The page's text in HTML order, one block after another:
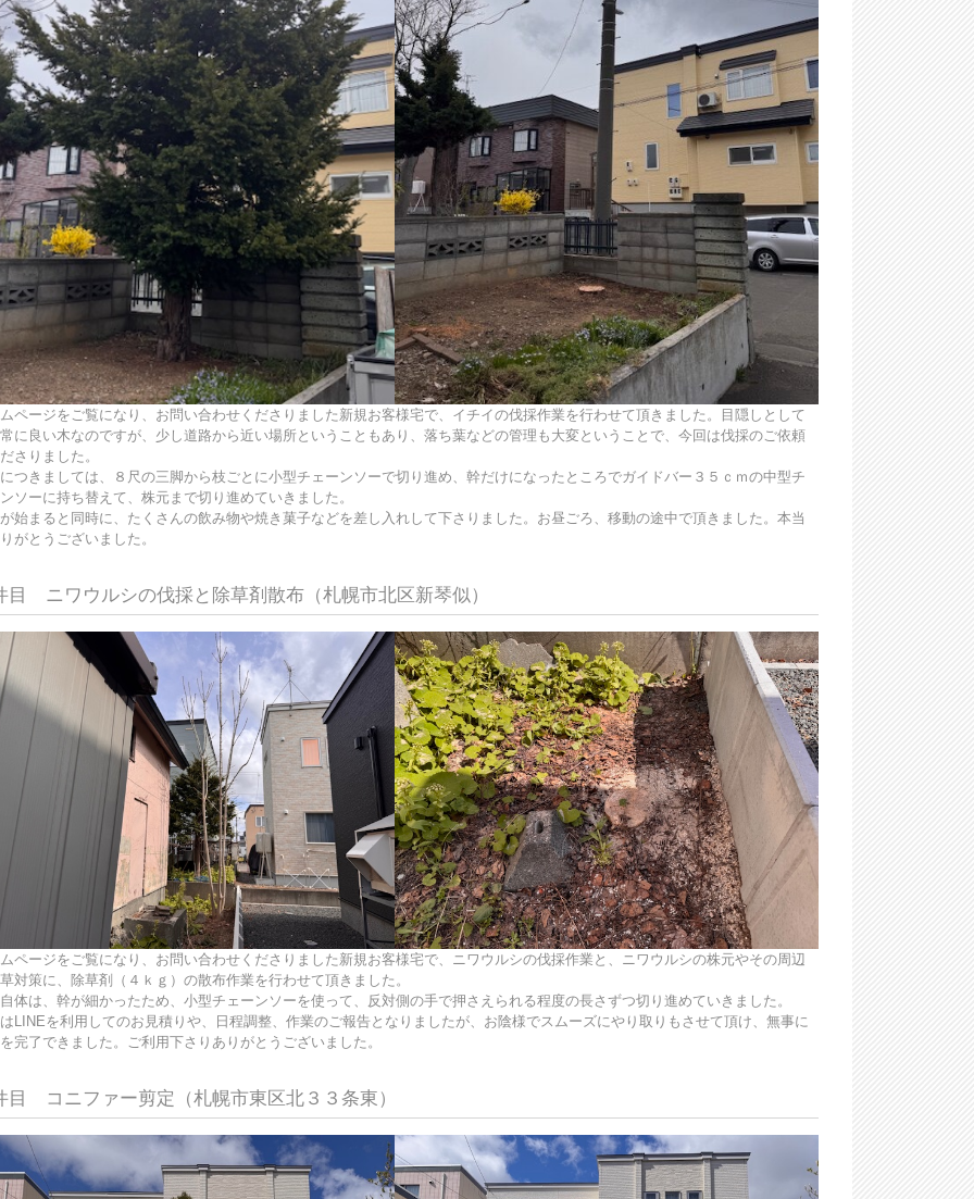
ページをご覧になり、お問い合わせくださりました新規お客様宅で、イチイの伐採作業を行わせて頂きました。目隠しとして
に良い木なのですが、少し道路から近い場所ということもあり、落ち葉などの管理も大変ということで、今回は伐採のご依頼
さりました。
つきましては、８尺の三脚から枝ごとに小型チェーンソーで切り進め、幹だけになったところでガイドバー３５ｃｍの中型チ
ソーに持ち替えて、株元まで切り進めていきました。
始まると同時に、たくさんの飲み物や焼き菓子などを差し入れして下さりました。お昼ごろ、移動の途中で頂きました。本当
がとうございました。
目 ニワウルシの伐採と除草剤散布（札幌市北区新琴似）
ページをご覧になり、お問い合わせくださりました新規お客様宅で、ニワウルシの伐採作業と、ニワウルシの株元やその周辺
対策に、除草剤（４ｋｇ）の散布作業を行わせて頂きました。
体は、幹が細かったため、小型チェーンソーを使って、反対側の手で押さえられる程度の長さずつ切り進めていきました。
LINEを利用してのお見積りや、日程調整、作業のご報告となりましたが、お陰様でスムーズにやり取りもさせて頂け、無事に
完了できました。ご利用下さりありがとうございました。
目 コニファー剪定（札幌市東区北３３条東）